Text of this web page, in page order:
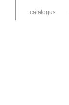
catalogus